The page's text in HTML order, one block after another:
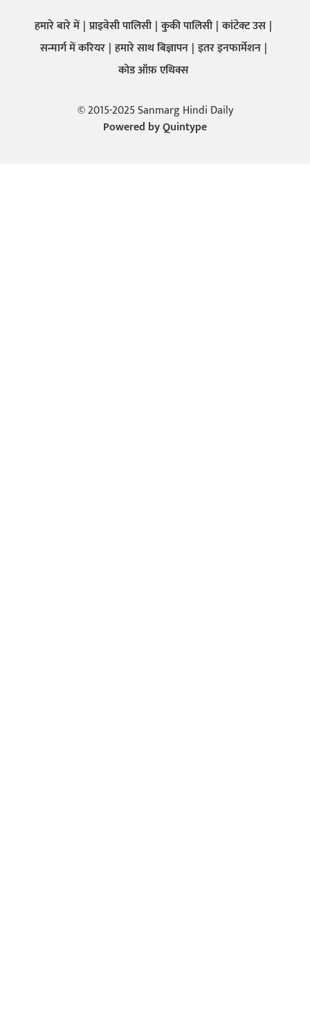
हमारे बारे में प्राइवेसी पालिसी कुकी पालिसी कांटेक्ट उस
सन्मार्ग में करियर हमारे साथ बिज्ञापन इतर इनफार्मेशन
कोड ऑफ़ एथिक्स
© 2015-2025 Sanmarg Hindi Daily
Powered byQuintype